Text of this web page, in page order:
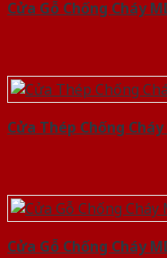
Cửa Gỗ Chống Cháy
Cửa Thép Chống
Cửa Gỗ Chống Cháy